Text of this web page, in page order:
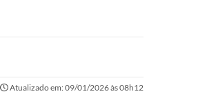
Atualizado em: 09/01/2026 às 08h12